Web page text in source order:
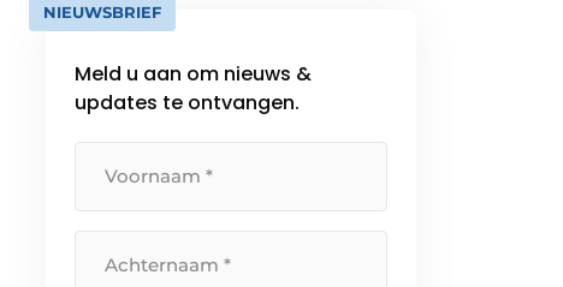
NIEUWSBRIEF
Meld u aan om nieuws &
updates te ontvangen.